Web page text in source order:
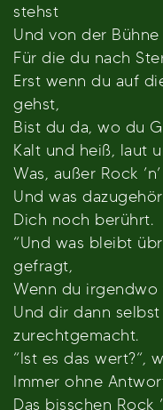
stehst
Und von der
Für die du nach
Erst wenn du auf
gehst,
Bist du da, wo du
Kalt und heiß, laut
Was, außer Rock
Und was
Dich noch berührt.
“Und was bleibt
gefragt,
Wenn du irgendwo
Und dir dann selbst
zurechtgemacht.
“Ist es das wert?“,
Immer ohne
Das bisschen Rock